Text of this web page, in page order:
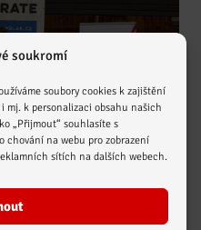
soukromí
soubory cookies k zajištění
mj. k personalizaci obsahu našich
„Přijmout“ souhlasíte s
chování na webu pro zobrazení
sítích na dalších webech.